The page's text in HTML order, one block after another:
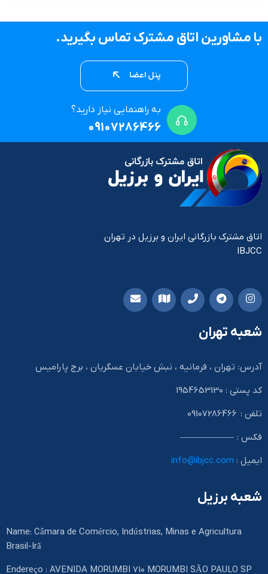
با مشاورین اتاق مشترک تماس بگیرید.
پنل اعضا
به راهنمایی نیاز دارید؟
09107286466
اتاق مشترک بازرگانی ایران و برزیل در تهران
IBJCC
شعبه تهران
آدرس: تهران ، فرمانیه ، نبش خیابان عسگریان ، برج پارامیس
کد پستی : 1954653130
تلفن : 09107286466
فکس : ——————
ایمیل : info@ibjcc.com
شعبه برزیل
Name: Câmara de Comércio, Indústrias, Minas e Agricultura
Brasil-Irã
Endereço : AVENIDA MORUMBI 710 MORUMBI SÃO PAULO SP